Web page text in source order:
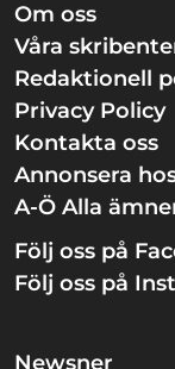
Om oss
Våra
Redaktionell
Privacy Policy
Kontakta oss
Annonsera
A-Ö Alla
Följ oss på
Följ oss på
Newsner